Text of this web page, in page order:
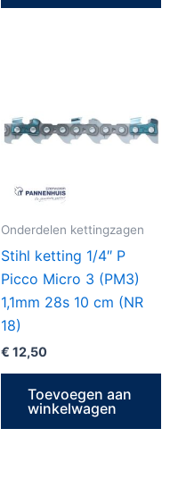
Onderdelen kettingzagen
Stihl ketting 1/4″ P
Picco Micro 3 (PM3)
1,1mm 28s 10 cm (NR
18)
€ 12,50
Toevoegen aan
winkelwagen